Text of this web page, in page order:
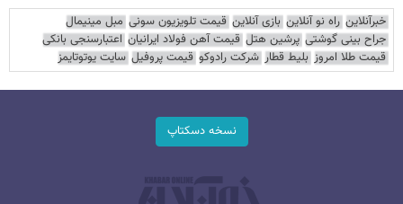
خبرآنلاین راه نو آنلاین بازی آنلاین قیمت تلویزیون سونی مبل مینیمال
جراح بینی گوشتی پرشین هتل قیمت آهن فولاد ایرانیان اعتبارسنجی بانکی
قیمت طلا امروز بلیط قطار شرکت رادوکو قیمت پروفیل سایت یوتوتایمز
نسخه دسکتاپ